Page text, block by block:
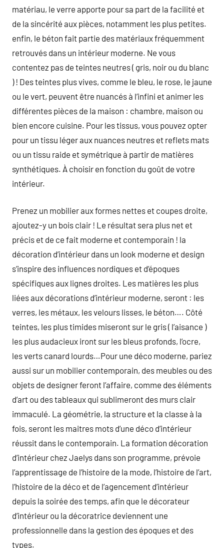
matériau, le verre apporte pour sa part de la facilité et
de la sincérité aux pièces, notamment les plus petites.
enfin, le béton fait partie des matériaux fréquemment
retrouvés dans un intérieur moderne. Ne vous
contentez pas de teintes neutres ( gris, noir ou du blanc
) ! Des teintes plus vives, comme le bleu, le rose, le jaune
ou le vert, peuvent être nuancés à l’infini et animer les
différentes pièces de la maison : chambre, maison ou
bien encore cuisine. Pour les tissus, vous pouvez opter
pour un tissu léger aux nuances neutres et reflets mats
ou un tissu raide et symétrique à partir de matières
synthétiques. À choisir en fonction du goût de votre
intérieur.
Prenez un mobilier aux formes nettes et coupes droite,
ajoutez-y un bois clair ! Le résultat sera plus net et
précis et de ce fait moderne et contemporain ! la
décoration d’intérieur dans un look moderne et design
s’inspire des influences nordiques et d’époques
spécifiques aux lignes droites. Les matières les plus
liées aux décorations d’intérieur moderne, seront : les
verres, les métaux, les velours lisses, le béton…. Côté
teintes, les plus timides miseront sur le gris ( l’aisance )
les plus audacieux iront sur les bleus profonds, l’ocre,
les verts canard lourds…Pour une déco moderne, pariez
aussi sur un mobilier contemporain, des meubles ou des
objets de designer feront l’affaire, comme des éléments
d’art ou des tableaux qui sublimeront des murs clair
immaculé. La géométrie, la structure et la classe à la
fois, seront les maitres mots d’une déco d’intérieur
réussit dans le contemporain. La formation décoration
d’intérieur chez Jaelys dans son programme, prévoie
l’apprentissage de l’histoire de la mode, l’histoire de l’art,
l’histoire de la déco et de l’agencement d’intérieur
depuis la soirée des temps, afin que le décorateur
d’intérieur ou la décoratrice deviennent une
professionnelle dans la gestion des époques et des
types.